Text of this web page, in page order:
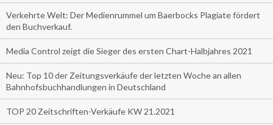
Verkehrte Welt: Der Medienrummel um Baerbocks Plagiate fördert
den Buchverkauf.
Media Control zeigt die Sieger des ersten Chart-Halbjahres 2021
Neu: Top 10 der Zeitungsverkäufe der letzten Woche an allen
Bahnhofsbuchhandlungen in Deutschland
TOP 20 Zeitschriften-Verkäufe KW 21.2021